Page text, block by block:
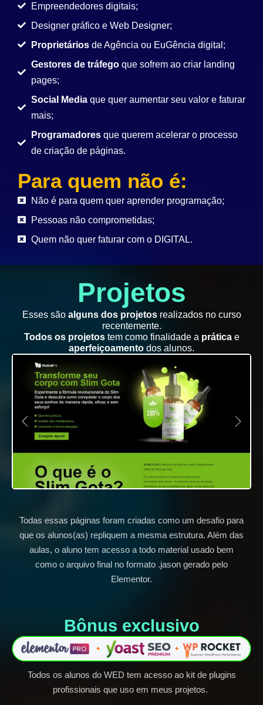
Empreendedores digitais;
Designer gráfico e Web Designer;
Proprietários de Agência ou EuGência digital;
Gestores de tráfegoque sofrem ao criar landing
pages;
Social Media que quer aumentar seu valor e faturar
mais;
Programadores que querem acelerar o processo
de criação de páginas.
Para quem não é:
Não é para quem quer aprender programação;
Pessoas não comprometidas;
Quem não quer faturar com o DIGITAL.
Projetos
Esses sãoalguns dos projetosrealizados no curso
recentemente.
Todos os projetos tem como finalidade a prática e
aperfeiçoamento dos alunos.
Todas essas páginas foram criadas como um desafio para
que os alunos(as) repliquem a mesma estrutura. Além das
aulas, o aluno tem acesso a todo material usado bem
como o arquivo final no formato .jason gerado pelo
Elementor.
Bônus exclusivo​
Todos os alunos do WED tem acesso ao kit de plugins
profissionais que uso em meus projetos.